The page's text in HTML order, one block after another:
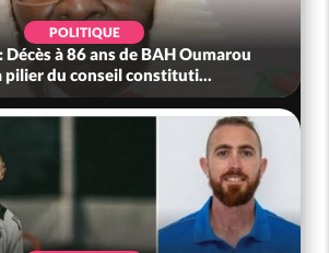
POLITIQUE
Décès à 86 ans de BAH Oumarou
pilier du conseil constituti...